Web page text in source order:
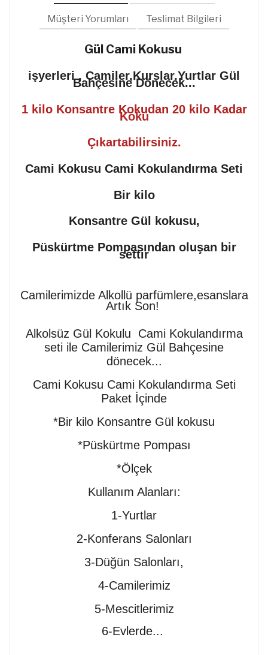
Müşteri Yorumları Teslimat Bilgileri
Gül Cami Kokusu
işyerleri , Camiler,Kurslar,Yurtlar Gül
Bahçesine Dönecek...
1 kilo Konsantre Kokudan 20 kilo Kadar
Koku
Çıkartabilirsiniz.
Cami Kokusu Cami Kokulandırma Seti
Bir kilo
Konsantre Gül kokusu,
Püskürtme Pompasından oluşan bir
settir
Camilerimizde Alkollü parfümlere,esanslara
Artık Son!
Alkolsüz Gül Kokulu Cami Kokulandırma
seti ile Camilerimiz Gül Bahçesine
dönecek...
Cami Kokusu Cami Kokulandırma Seti
Paket İçinde
*Bir kilo Konsantre Gül kokusu
*Püskürtme Pompası
*Ölçek
Kullanım Alanları:
1-Yurtlar
2-Konferans Salonları
3-Düğün Salonları,
4-Camilerimiz
5-Mescitlerimiz
6-Evlerde...